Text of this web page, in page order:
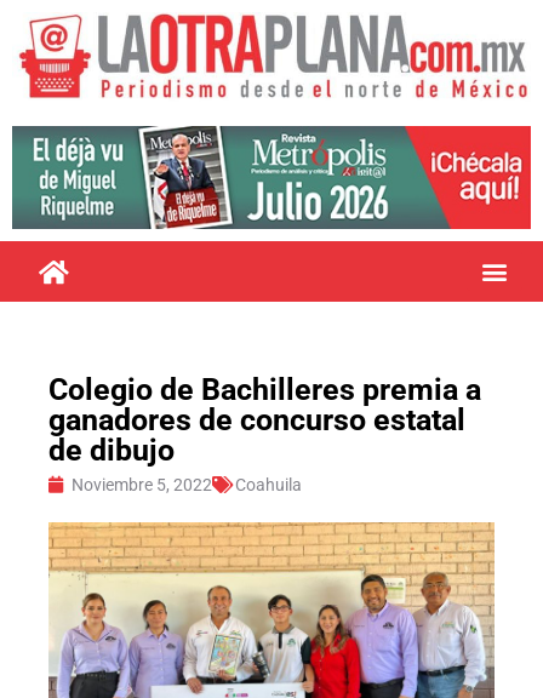
Colegio de Bachilleres premia a
ganadores de concurso estatal
de dibujo
Noviembre 5, 2022 Coahuila